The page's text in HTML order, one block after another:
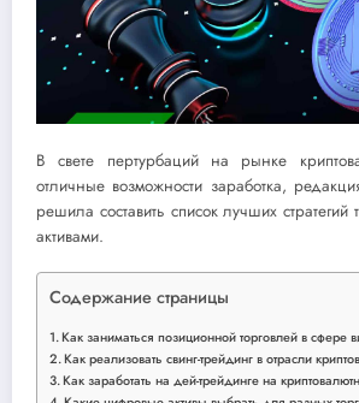
В свете пертурбаций на рынке
отличные возможности заработка,
решила составить список лучших
активами.
Содержание страницы
Как заниматься позиционной торговлей в сфере
Как реализовать свинг-трейдинг в отрасли
Как заработать на дей-трейдинге на